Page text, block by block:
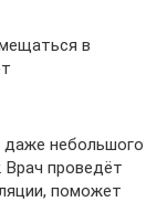
в
даже небольшого
Врач проведёт
поможет